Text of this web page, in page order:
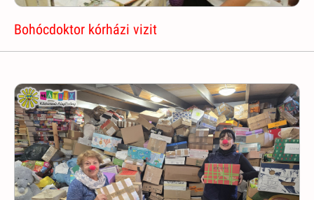
Bohócdoktor kórházi vizit